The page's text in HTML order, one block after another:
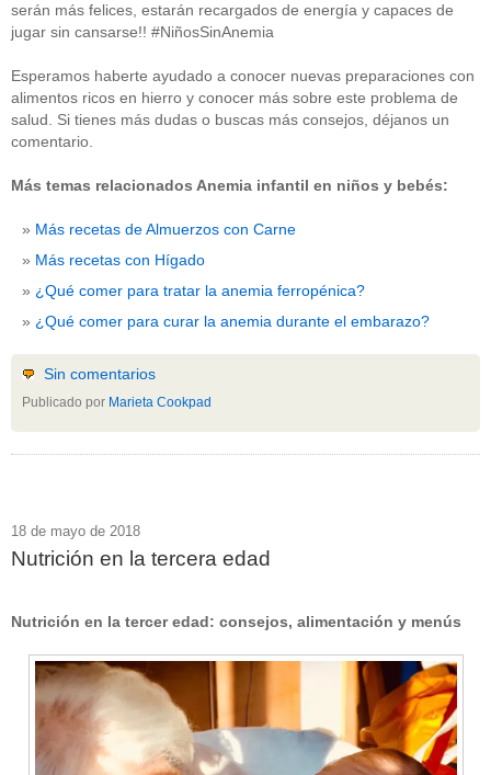
serán más felices, estarán recargados de energía y capaces de
jugar sin cansarse!! #NiñosSinAnemia
Esperamos haberte ayudado a conocer nuevas preparaciones con
alimentos ricos en hierro y conocer más sobre este problema de
salud. Si tienes más dudas o buscas más consejos, déjanos un
comentario.
Más temas relacionados Anemia infantil en niños y bebés:
Más recetas de Almuerzos con Carne
Más recetas con Hígado
¿Qué comer para tratar la anemia ferropénica?
¿Qué comer para curar la anemia durante el embarazo?
Sin comentarios
Publicado por Marieta Cookpad
18 de mayo de 2018
Nutrición en la tercera edad
Nutrición en la tercer edad: consejos, alimentación y menús